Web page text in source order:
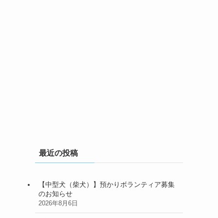
最近の投稿
【中型犬（柴犬）】預かりボランティア募集
のお知らせ
2026年8月6日